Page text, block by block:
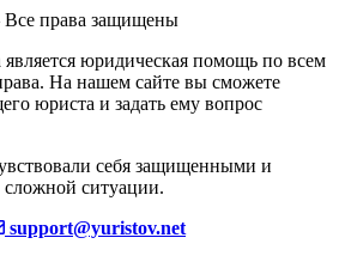
права защищены
юридическая помощь по всем
На нашем сайте вы сможете
юриста и задать ему вопрос
себя защищенными и
ситуации.
support@yuristov.net